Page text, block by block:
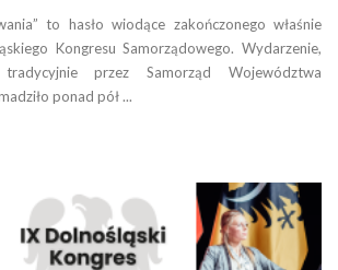
to hasło wiodące zakończonego właśnie
Kongresu Samorządowego. Wydarzenie,
przez Samorząd Województwa
ponad pół ...